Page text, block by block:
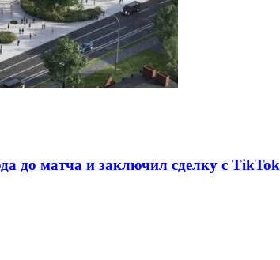
до матча и заключил сделку с TikTok